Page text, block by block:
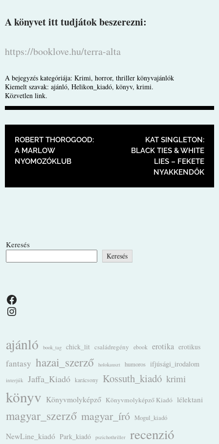
A könyvet itt tudjátok beszerezni:
https://booklove.hu/terra-alta
A bejegyzés kategóriája: Krimi, horror, thriller könyvajánlók
Kiemelt szavak: ajánló, Helikon_kiadó, könyv, krimi.
Közvetlen link.
BEJEGYZÉS NAVIGÁCIÓ
ROBERT THOROGOOD:
A MARLOW
NYOMOZÓKLUB
KAT SINGLETON:
BLACK TIES & WHITE
LIES – FEKETE
NYAKKENDŐK
Keresés
Keresés
Facebook
Instagram
ajánló book_tag chick_lit családregény ebook erotika erotikus
fantasy hazai_szerző holokauszt humoros ifjúsági_irodalom
interjúk Jaffa_Kiadó karácsony Kossuth_kiadó krimi
könyv Könyvmolyképző Könyvmolyképző Kiadó lélektani
magyar_szerző magyar_író Mogul_kiadó
NewLine_kiadó Park_kiadó pszichothriller recenzió